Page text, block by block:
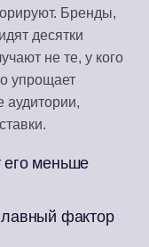
Бренды,
десятки
не те, у кого
упрощает
аудитории,
меньше
фактор